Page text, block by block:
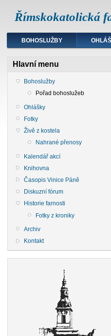
Římskokatolická
BOHOSLUŽBY
Hlavní menu
Bohoslužby
Pořad bohoslužeb
Ohlášky
Fotky
Živě z kostela
Nahrané přenosy
Kalendář akcí
Knihovna
Časopis Vinice Páně
Diskuzní fórum
Historie farnosti
Fotky z kroniky
Archiv
Kontakt